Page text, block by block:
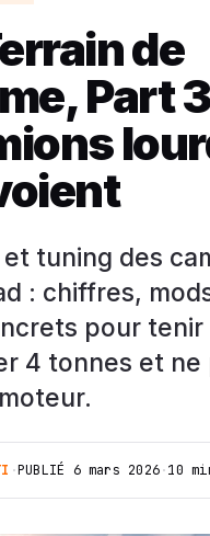
de
Part
tuning des
: chiffres,
pour tenir
4 tonnes et ne
·PUBLIÉ 6 mars 2026·10